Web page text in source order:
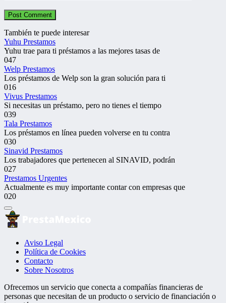
También te puede interesar
Yuhu Prestamos
Yuhu trae para ti préstamos a las mejores tasas de
047
Welp Prestamos
Los préstamos de Welp son la gran solución para ti
016
Vivus Prestamos
Si necesitas un préstamo, pero no tienes el tiempo
039
Tala Prestamos
Los préstamos en línea pueden volverse en tu contra
030
Sinavid Prestamos
Los trabajadores que pertenecen al SINAVID, podrán
027
Prestamos Urgentes
Actualmente es muy importante contar con empresas que
020
Aviso Legal
Política de Cookies
Contacto
Sobre Nosotros
Ofrecemos un servicio que conecta a compañías financieras de
personas que necesitan de un producto o servicio de financiación o